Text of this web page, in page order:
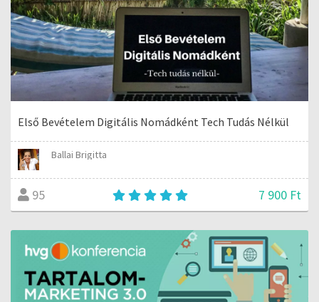
Első Bevételem Digitális Nomádként Tech Tudás Nélkül
Ballai Brigitta
95 7 900 Ft